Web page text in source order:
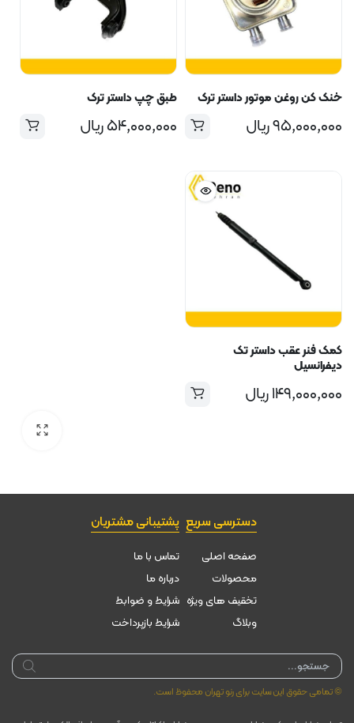
خنک کن روغن موتور داستر ترک
۹۵,۰۰۰,۰۰۰ریال
طبق چپ داستر ترک
۵۴,۰۰۰,۰۰۰ریال
کمک فنر عقب داستر تک
دیفرانسیل
۱۴۹,۰۰۰,۰۰۰ریال
دسترسی سریع
صفحه اصلی
محصولات
تخقیف های ویژه
وبلاگ
پشتیبانی مشتریان
تماس با ما
درباره ما
شرایط و ضوابط
شرایط بازپرداخت
Products
search
© تمامی حقوق این سایت برای رنو تهران محفوظ است.